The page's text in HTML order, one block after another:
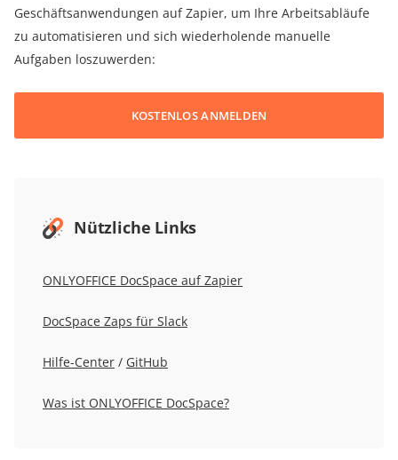
Geschäftsanwendungen auf Zapier, um Ihre Arbeitsabläufe
zu automatisieren und sich wiederholende manuelle
Aufgaben loszuwerden:
KOSTENLOS ANMELDEN
Nützliche Links
ONLYOFFICE DocSpace auf Zapier
DocSpace Zaps für Slack
Hilfe-Center / GitHub
Was ist ONLYOFFICE DocSpace?